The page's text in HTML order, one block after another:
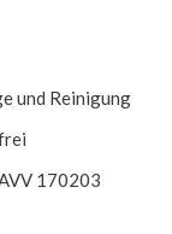
und Reinigung
170203